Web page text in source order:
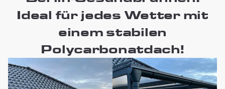
Ideal für jedes Wetter mit
einem stabilen
Polycarbonatdach!